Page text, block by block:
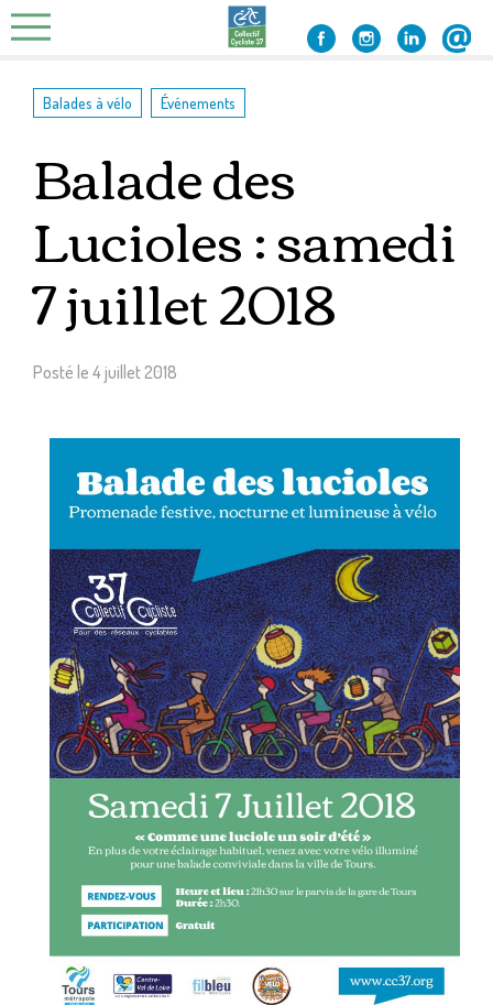
Skip
to
Balades à vélo Événements
Balade des
Lucioles : samedi
7 juillet 2018
Posté le 4 juillet 2018